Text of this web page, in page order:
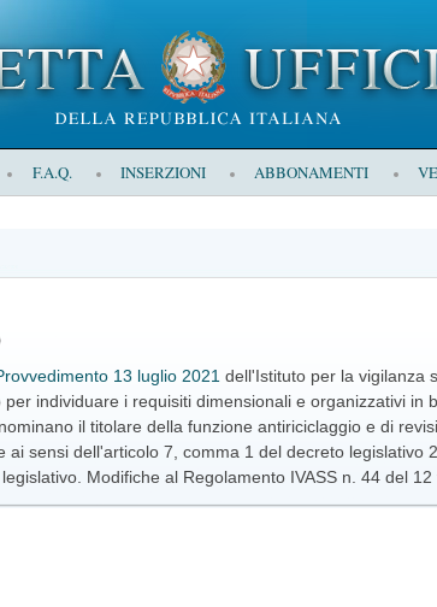
F.A.Q. INSERZIONI ABBONAMENTI
13 luglio 2021 dell'Istituto per la vigilanza
individuare i requisiti dimensionali e organizzativi in
il titolare della funzione antiriciclaggio e di
sensi dell'articolo 7, comma 1 del decreto legislativo
Modifiche al Regolamento IVASS n. 44 del